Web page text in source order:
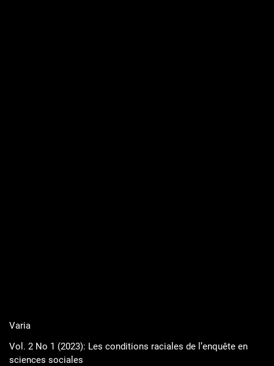
Varia
Vol. 2 No 1 (2023): Les conditions raciales de l’enquête en
sciences sociales